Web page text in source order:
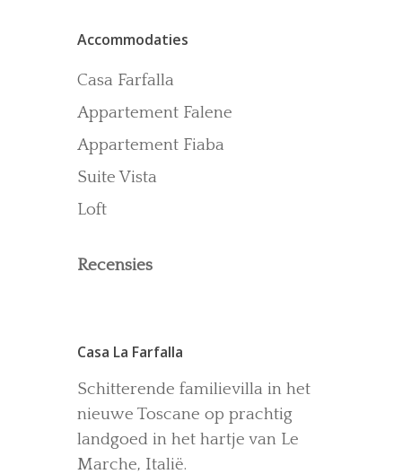
Accommodaties
Casa Farfalla
Appartement Falene
Appartement Fiaba
Suite Vista
Loft
Recensies
Casa La Farfalla
Schitterende familievilla in het
nieuwe Toscane op prachtig
landgoed in het hartje van Le
Marche, Italië.